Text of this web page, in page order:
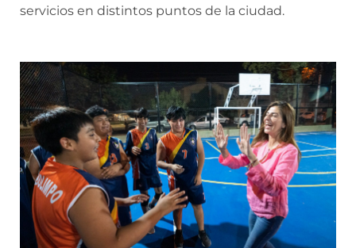
servicios en distintos puntos de la ciudad.